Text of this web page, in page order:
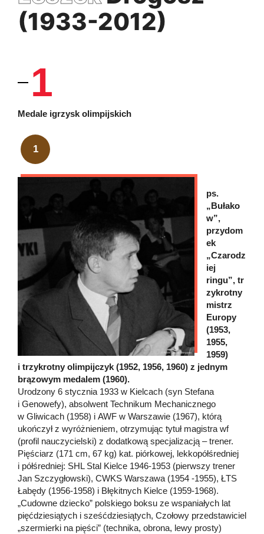
(1933-2012)
1
Medale igrzysk olimpijskich
1
ps.
„Bułako
w”,
przydom
ek
„Czarodz
iej
ringu”, tr
zykrotny
mistrz
Europy
(1953,
1955,
1959)
i trzykrotny olimpijczyk (1952, 1956, 1960) z jednym
brązowym medalem (1960).
Urodzony 6 stycznia 1933 w Kielcach (syn Stefana
i Genowefy), absolwent Technikum Mechanicznego
w Gliwicach (1958) i AWF w Warszawie (1967), którą
ukończył z wyróżnieniem, otrzymując tytuł magistra wf
(profil nauczycielski) z dodatkową specjalizacją – trener.
Pięściarz (171 cm, 67 kg) kat. piórkowej, lekkopółśredniej
i półśredniej: SHL Stal Kielce 1946-1953 (pierwszy trener
Jan Szczygłowski), CWKS Warszawa (1954 -1955), ŁTS
Łabędy (1956-1958) i Błękitnych Kielce (1959-1968).
„Cudowne dziecko” polskiego boksu ze wspaniałych lat
pięćdziesiątych i sześćdziesiątych, Czołowy przedstawiciel
„szermierki na pięści” (technika, obrona, lewy prosty)